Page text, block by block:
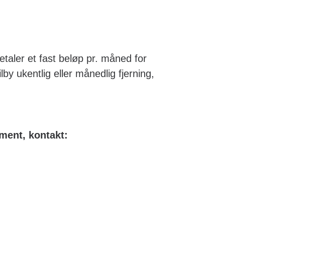
et fast beløp pr. måned for
ukentlig eller månedlig fjerning,
kontakt: